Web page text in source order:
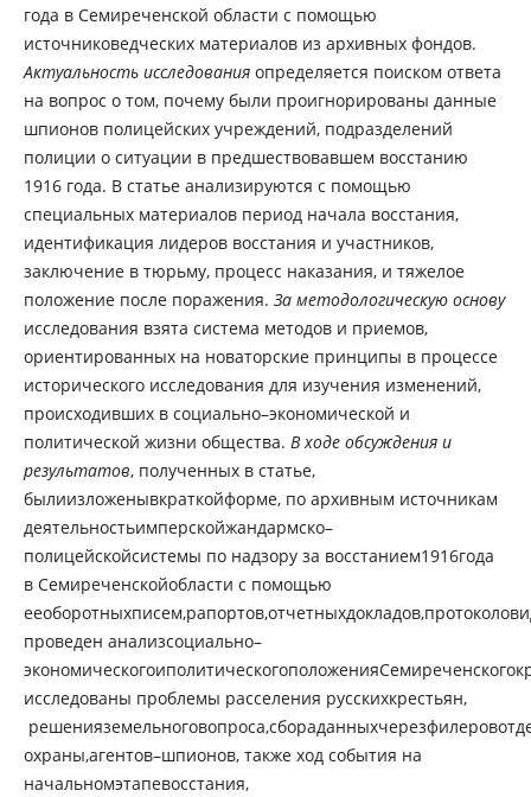
года в Семиреченской области с помощью
источниковедческих материалов из архивных фондов.
Актуальностьисследованияопределяется поиском ответа
на вопрос о том, почему были проигнорированы данные
шпионов полицейских учреждений, подразделений
полиции о ситуации в предшествовавшем восстанию
1916 года. В статье анализируются с помощью
специальных материалов период начала восстания,
идентификация лидеров восстания и участников,
заключение в тюрьму, процесс наказания, и тяжелое
положение после поражения. За методологическую основу
исследования взята система методов и приемов,
ориентированных на новаторские принципы в процессе
исторического исследования для изучения изменений,
происходивших в социально–экономической и
политической жизни общества. В ходе обсуждения и
результатов, полученных в статье,
былиизложенывкраткойформе, по архивным источникам
деятельностьимперскойжандармско–
полицейскойсистемы по надзору за восстанием1916года
в Семиреченскойобласти с помощью
проведен анализсоциально–
исследованы проблемы расселения русскихкрестьян,
охраны,агентов–шпионов, также ход события на
начальномэтапевосстания,